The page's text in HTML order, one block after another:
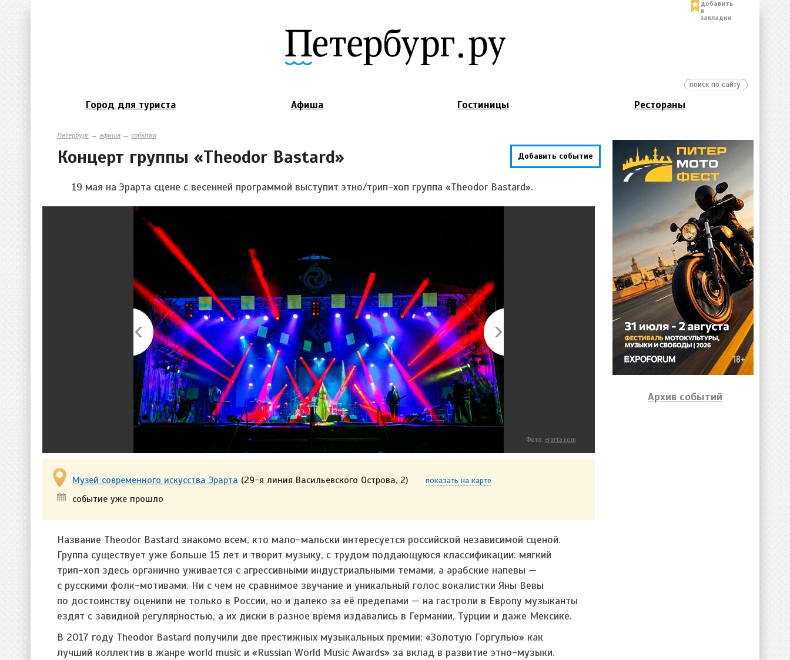
добавить
в
закладки
Город для туриста Афиша Гостиницы Рестораны
Петербург→ афиша → события
Добавить событие
Концерт группы «Theodor Bastard»
19 мая на Эрарта сцене с весенней программой выступит этно/трип-хоп группа «Theodor Bastard».
Фото: erarta.com
Музей современного искусства Эрарта (29-я линия Васильевского Острова, 2) показать на карте
событие уже прошло
Название Theodor Bastard знакомо всем, кто мало-мальски интересуется российской независимой сценой.
Группа существует уже больше 15 лет и творит музыку, с трудом поддающуюся классификации: мягкий
трип-хоп здесь органично уживается с агрессивными индустриальными темами, а арабские напевы —
с русскими фолк-мотивами. Ни с чем не сравнимое звучание и уникальный голос вокалистки Яны Вевы
по достоинству оценили не только в России, но и далеко за её пределами — на гастроли в Европу музыканты
ездят с завидной регулярностью, а их диски в разное время издавались в Германии, Турции и даже Мексике.
В 2017 году Theodor Bastard получили две престижных музыкальных премии: «Золотую Горгулью» как
лучший коллектив в жанре world music и «Russian World Music Awards» за вклад в развитие этно-музыки.
Архив событий